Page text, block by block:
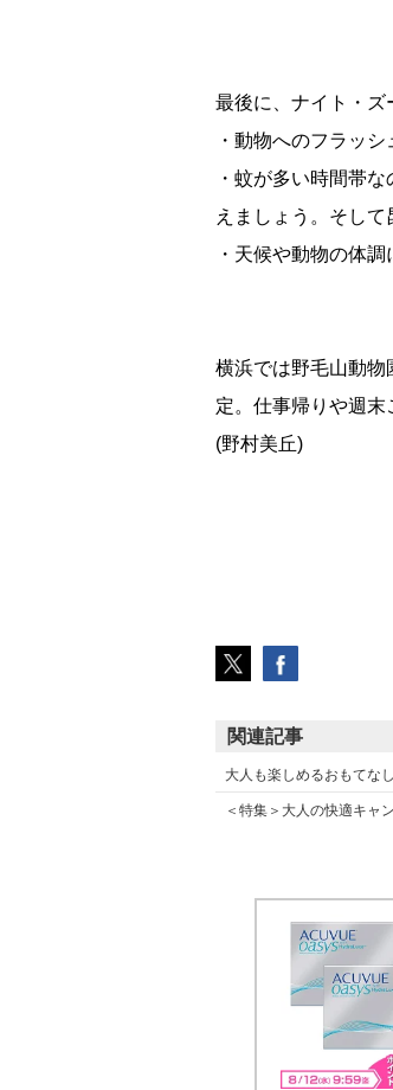
最後に、ナイト・ズ
・動物へのフラッ
・蚊が多い時間帯
えましょう。そして
・天候や動物の体
横浜では野毛山動物
定。仕事帰りや週末
(野村美丘)
関連記事
大人も楽しめるおもてな
＜特集＞大人の快適キャ